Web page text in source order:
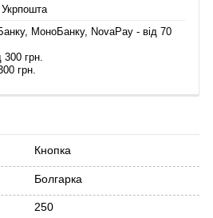
МоноБанку, NovaPay - від 70
грн.
грн.
Кнопка
Болгарка
250